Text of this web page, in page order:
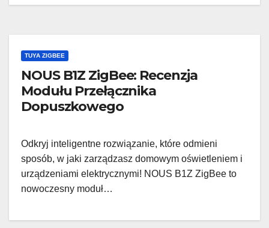
TUYA ZIGBEE
NOUS B1Z ZigBee: Recenzja
Modułu Przełącznika
Dopuszkowego
Odkryj inteligentne rozwiązanie, które odmieni
sposób, w jaki zarządzasz domowym oświetleniem i
urządzeniami elektrycznymi! NOUS B1Z ZigBee to
nowoczesny moduł…